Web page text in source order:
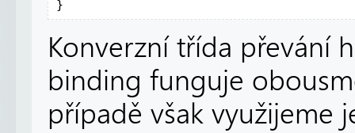
}
Konverzní třída převání
binding funguje
případě však využijeme